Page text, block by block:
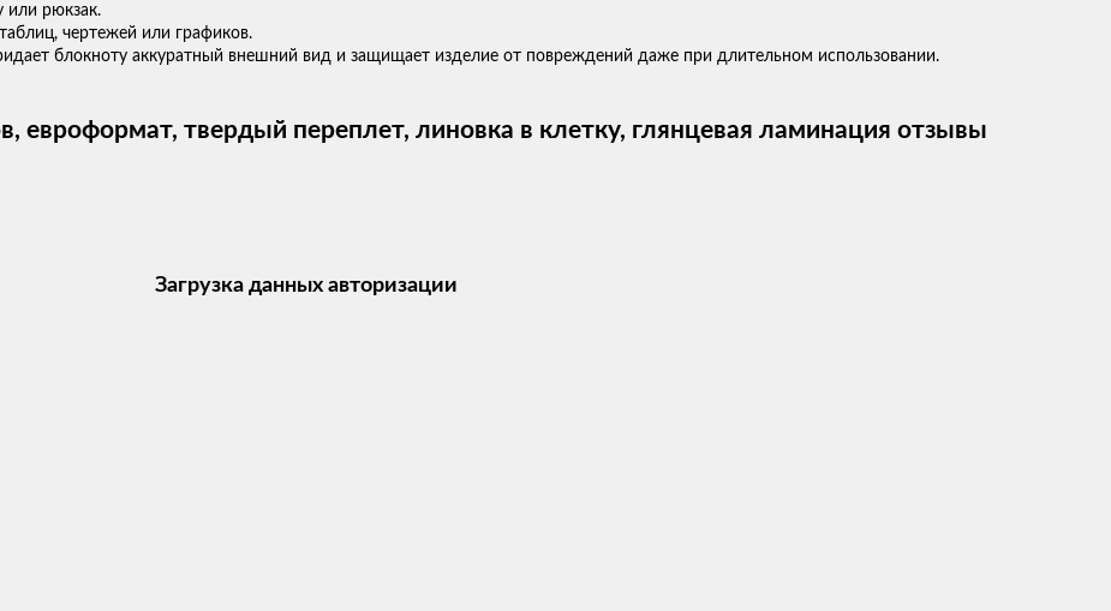
или рюкзак.
чертежей или графиков.
блокноту аккуратный внешний вид и защищает изделие от повреждений даже при длительном использовании.
евроформат, твердый переплет, линовка в клетку, глянцевая ламинация отзывы
Загрузка данных авторизации